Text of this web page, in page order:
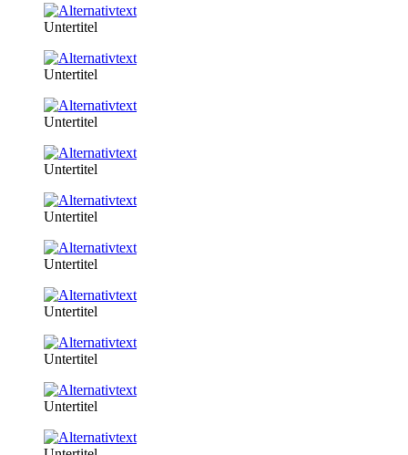
Untertitel
Untertitel
Untertitel
Untertitel
Untertitel
Untertitel
Untertitel
Untertitel
Untertitel